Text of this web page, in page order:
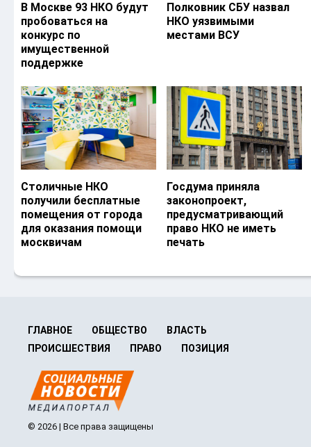
В Москве 93 НКО будут
пробоваться на
конкурс по
имущественной
поддержке
Полковник СБУ назвал
НКО уязвимыми
местами ВСУ
Столичные НКО
получили бесплатные
помещения от города
для оказания помощи
москвичам
Госдума приняла
законопроект,
предусматривающий
право НКО не иметь
печать
ГЛАВНОЕ ОБЩЕСТВО
ВЛАСТЬ
ПРОИСШЕСТВИЯ
ПРАВО ПОЗИЦИЯ
© 2026 | Все права защищены